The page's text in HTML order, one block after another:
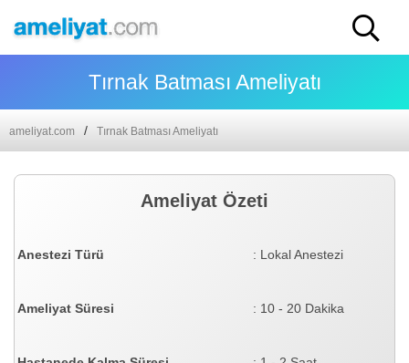
Tırnak Batması Ameliyatı
ameliyat.com Tırnak Batması Ameliyatı
Ameliyat Özeti
Anestezi Türü : Lokal Anestezi
Ameliyat Süresi : 10 - 20 Dakika